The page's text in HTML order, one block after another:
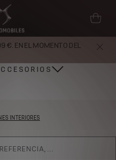
€. EN EL MOMENTO DEL
INTERIORES
de seguimiento (las
la red y la accesibilidad.Las